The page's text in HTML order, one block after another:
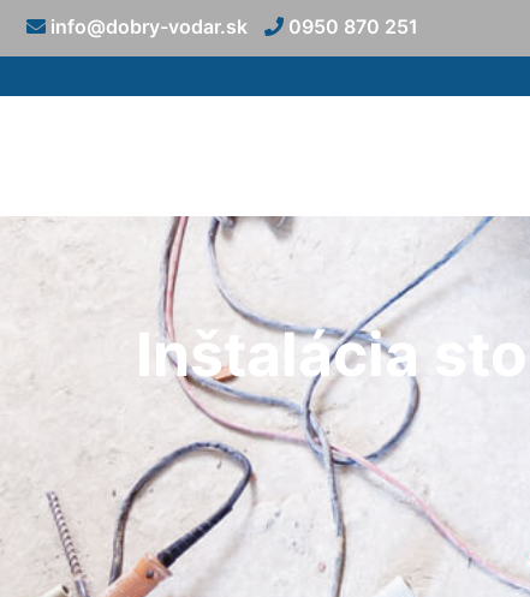
info@dobry-vodar.sk 0950 870 251
Inštalácia